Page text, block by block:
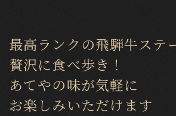
最高ランクの飛騨牛ステ
贅沢に食べ歩き！
あてやの味が気軽に​​​​​​​
お楽しみいただけます